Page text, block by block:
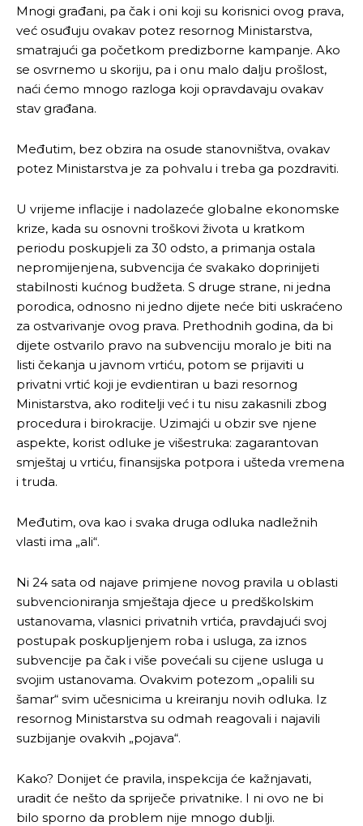
Mnogi građani, pa čak i oni koji su korisnici ovog prava,
već osuđuju ovakav potez resornog Ministarstva,
smatrajući ga početkom predizborne kampanje. Ako
se osvrnemo u skoriju, pa i onu malo dalju prošlost,
naći ćemo mnogo razloga koji opravdavaju ovakav
stav građana.
Međutim, bez obzira na osude stanovništva, ovakav
potez Ministarstva je za pohvalu i treba ga pozdraviti.
U vrijeme inflacije i nadolazeće globalne ekonomske
krize, kada su osnovni troškovi života u kratkom
periodu poskupjeli za 30 odsto, a primanja ostala
nepromijenjena, subvencija će svakako doprinijeti
stabilnosti kućnog budžeta. S druge strane, ni jedna
porodica, odnosno ni jedno dijete neće biti uskraćeno
za ostvarivanje ovog prava. Prethodnih godina, da bi
dijete ostvarilo pravo na subvenciju moralo je biti na
listi čekanja u javnom vrtiću, potom se prijaviti u
privatni vrtić koji je evdientiran u bazi resornog
Ministarstva, ako roditelji već i tu nisu zakasnili zbog
procedura i birokracije. Uzimajći u obzir sve njene
aspekte, korist odluke je višestruka: zagarantovan
smještaj u vrtiću, finansijska potpora i ušteda vremena
i truda.
Međutim, ova kao i svaka druga odluka nadležnih
vlasti ima „ali“.
Ni 24 sata od najave primjene novog pravila u oblasti
subvencioniranja smještaja djece u predškolskim
ustanovama, vlasnici privatnih vrtića, pravdajući svoj
postupak poskupljenjem roba i usluga, za iznos
subvencije pa čak i više povećali su cijene usluga u
svojim ustanovama. Ovakvim potezom „opalili su
šamar“ svim učesnicima u kreiranju novih odluka. Iz
resornog Ministarstva su odmah reagovali i najavili
suzbijanje ovakvih „pojava“.
Kako? Donijet će pravila, inspekcija će kažnjavati,
uradit će nešto da spriječe privatnike. I ni ovo ne bi
bilo sporno da problem nije mnogo dublji.